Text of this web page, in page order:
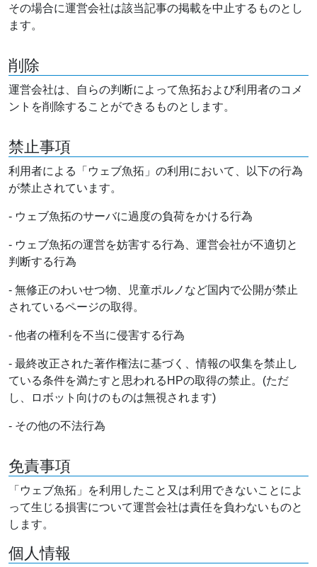
その場合に運営会社は該当記事の掲載を中止するものとし
ます。
削除
運営会社は、自らの判断によって魚拓および利用者のコメ
ントを削除することができるものとします。
禁止事項
利用者による「ウェブ魚拓」の利用において、以下の行為
が禁止されています。
- ウェブ魚拓のサーバに過度の負荷をかける行為
- ウェブ魚拓の運営を妨害する行為、運営会社が不適切と
判断する行為
- 無修正のわいせつ物、児童ポルノなど国内で公開が禁止
されているページの取得。
- 他者の権利を不当に侵害する行為
- 最終改正された著作権法に基づく、情報の収集を禁止し
ている条件を満たすと思われるHPの取得の禁止。(ただ
し、ロボット向けのものは無視されます)
- その他の不法行為
免責事項
「ウェブ魚拓」を利用したこと又は利用できないことによ
って生じる損害について運営会社は責任を負わないものと
します。
個人情報